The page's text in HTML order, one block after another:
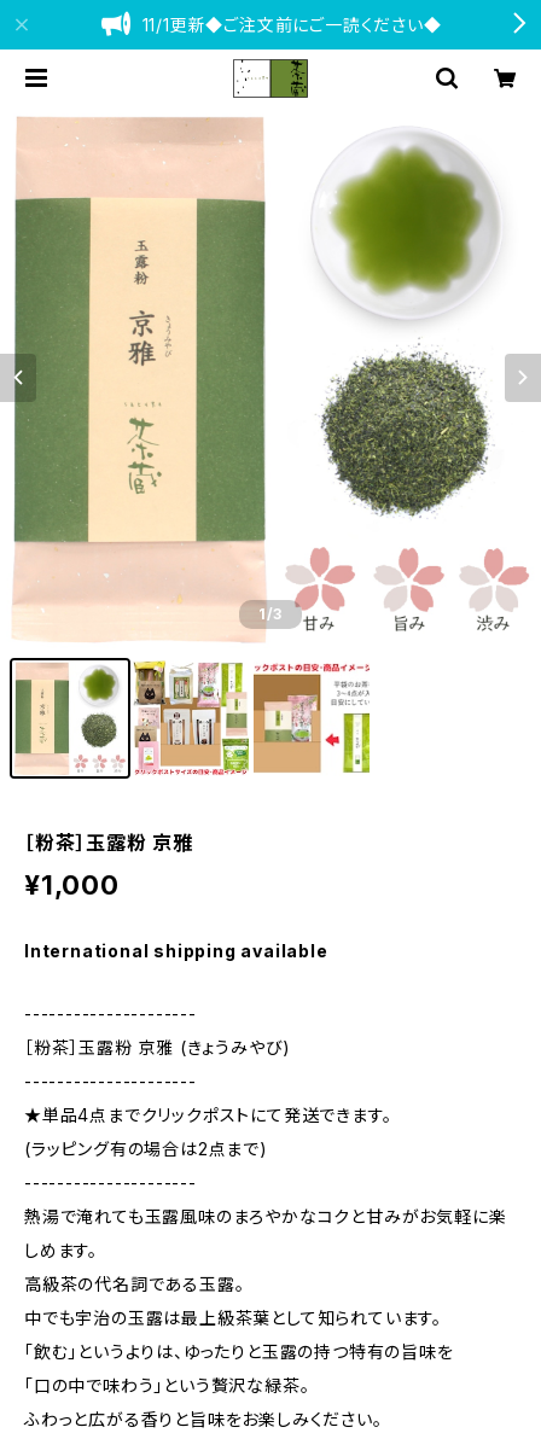
11/1更新◆ご注文前にご一読ください◆
1/3
［粉茶］玉露粉 京雅
¥1,000
International shipping available
---------------------
［粉茶］玉露粉 京雅 (きょうみやび)
---------------------
★単品4点までクリックポストにて発送できます。
(ラッピング有の場合は2点まで)
---------------------
熱湯で淹れても玉露風味のまろやかなコクと甘みがお気軽に楽
しめます。
高級茶の代名詞である玉露。
中でも宇治の玉露は最上級茶葉として知られています。
「飲む」というよりは、ゆったりと玉露の持つ特有の旨味を
「口の中で味わう」という贅沢な緑茶。
ふわっと広がる香りと旨味をお楽しみください。